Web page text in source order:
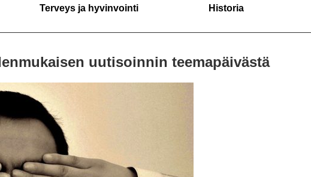
Terveys ja hyvinvointi Historia
uutisoinnin teemapäivästä